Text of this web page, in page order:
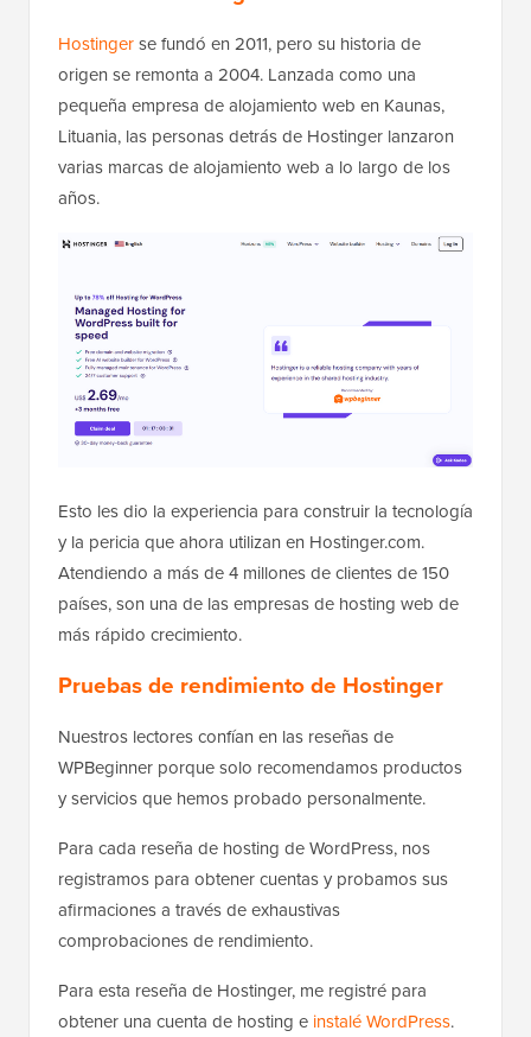
Hostingerse fundó en 2011, pero su historia de
origen se remonta a 2004. Lanzada como una
pequeña empresa de alojamiento web en Kaunas,
Lituania, las personas detrás de Hostinger lanzaron
varias marcas de alojamiento web a lo largo de los
años.
Esto les dio la experiencia para construir la tecnología
y la pericia que ahora utilizan en Hostinger.com.
Atendiendo a más de 4 millones de clientes de 150
países, son una de las empresas de hosting web de
más rápido crecimiento.
Pruebas de rendimiento de Hostinger
Nuestros lectores confían en las reseñas de
WPBeginner porque solo recomendamos productos
y servicios que hemos probado personalmente.
Para cada reseña de hosting de WordPress, nos
registramos para obtener cuentas y probamos sus
afirmaciones a través de exhaustivas
comprobaciones de rendimiento.
Para esta reseña de Hostinger, me registré para
obtener una cuenta de hosting e instalé WordPress.